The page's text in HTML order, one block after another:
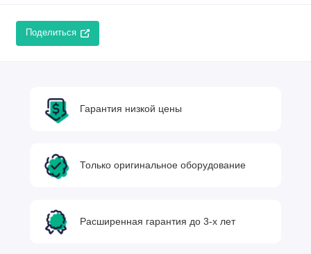
Поделиться
Гарантия низкой цены
Только оригинальное оборудование
Расширенная гарантия до 3-х лет